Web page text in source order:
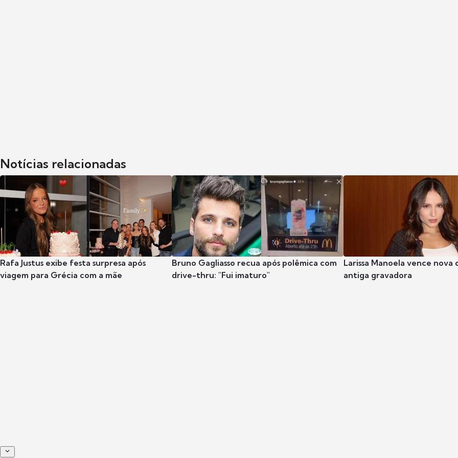
Notícias relacionadas
Rafa Justus exibe festa surpresa após
viagem para Grécia com a mãe
Bruno Gagliasso recua após polêmica com
drive-thru: "Fui imaturo"
Larissa Manoela vence
antiga gravadora